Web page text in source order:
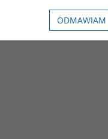
ODMAWIAM